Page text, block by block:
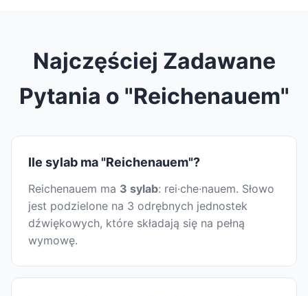
Najczęściej Zadawane
Pytania o "Reichenauem"
Ile sylab ma "Reichenauem"?
Reichenauem ma 3 sylab: rei·che·nauem. Słowo
jest podzielone na 3 odrębnych jednostek
dźwiękowych, które składają się na pełną
wymowę.